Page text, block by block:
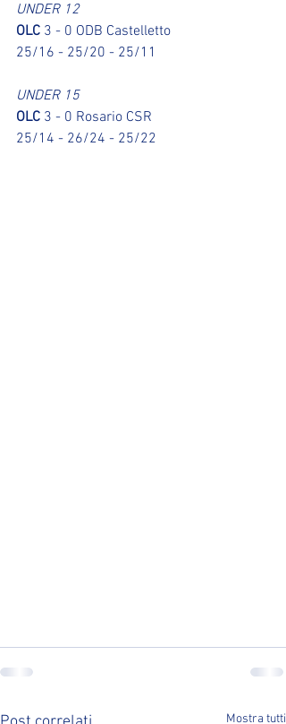
UNDER 12
OLC 3 - 0 ODB Castelletto
25/16 - 25/20 - 25/11
UNDER 15
OLC 3 - 0 Rosario CSR
25/14 - 26/24 - 25/22
Mostra tutti